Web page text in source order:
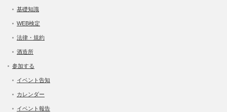
基礎知識
WEB検定
法律・規約
酒造所
参加する
イベント告知
カレンダー
イベント報告